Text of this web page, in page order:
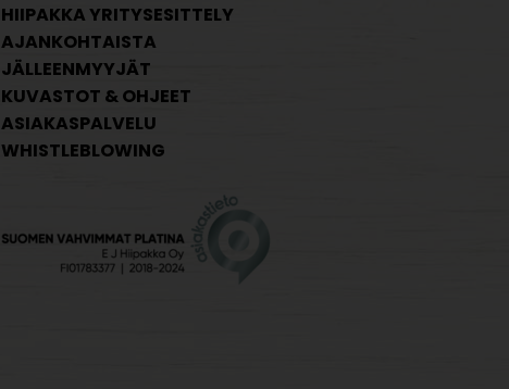
HIIPAKKA YRITYSESITTELY
AJANKOHTAISTA
JÄLLEENMYYJÄT
KUVASTOT & OHJEET
ASIAKASPALVELU
WHISTLEBLOWING